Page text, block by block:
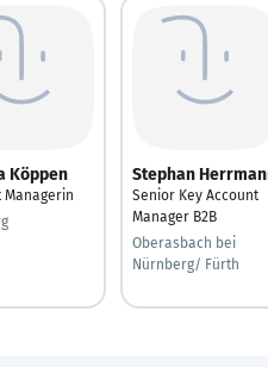
Köppen
Managerin
Stephan
Senior Key Account
Manager B2B
Oberasbach bei
Nürnberg/ Fürth